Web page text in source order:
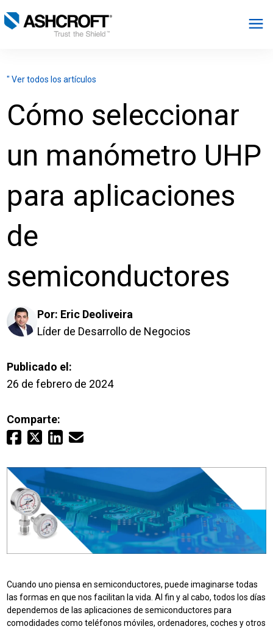
Recursos
Acerca de
Seleccionar región
Inicio de sesión
Carreras profesionales
" Ver todos los artículos
Cómo seleccionar
un manómetro UHP
para aplicaciones
de
semiconductores
Por: Eric Deoliveira
Líder de Desarrollo de Negocios
Publicado el:
26 de febrero de 2024
Comparte:
Cuando uno piensa en semiconductores, puede imaginarse todas
las formas en que nos facilitan la vida. Al fin y al cabo, todos los días
dependemos de las aplicaciones de semiconductores para
comodidades como teléfonos móviles, ordenadores, coches y otros